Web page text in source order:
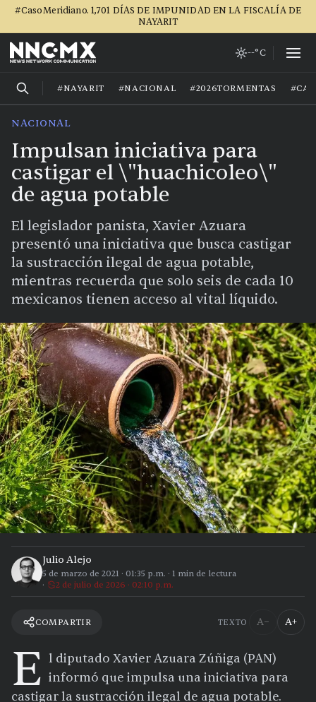
#CasoMeridiano. 1,701 DÍAS DE IMPUNIDAD EN LA FISCALÍA DE
NAYARIT
--°C
#NAYARIT #NACIONAL #2026TORMENTAS
NACIONAL
Impulsan iniciativa para
castigar el \"huachicoleo\"
de agua potable
El legislador panista, Xavier Azuara
presentó una iniciativa que busca castigar
la sustracción ilegal de agua potable,
mientras recuerda que solo seis de cada 10
mexicanos tienen acceso al vital líquido.
Julio Alejo
5 de marzo de 2021 · 01:35 p.m. · 1 min de lectura
2 de julio de 2026 · 02:10 p.m.
COMPARTIR TEXTO A− A+
E l diputado Xavier Azuara Zúñiga (PAN)
informó que impulsa una iniciativa para
castigar la sustracción ilegal de agua potable.